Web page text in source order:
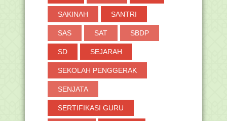
SAKINAH SANTRI
SAS SAT SBDP
SD SEJARAH
SEKOLAH PENGGERAK
SENJATA
SERTIFIKASI GURU